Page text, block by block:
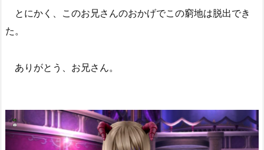
とにかく、このお兄さんのおかげでこの窮地は脱出でき
た。
ありがとう、お兄さん。